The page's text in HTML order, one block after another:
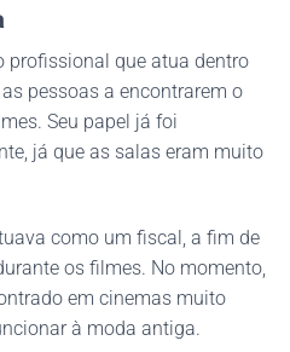
profissional que atua dentro
pessoas a encontrarem o
Seu papel já foi
já que as salas eram muito
como um fiscal, a fim de
os filmes. No momento,
em cinemas muito
à moda antiga.